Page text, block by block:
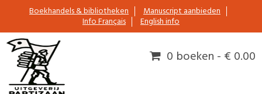
Boekhandels & bibliotheken Manuscript aanbieden
Info Français English info
0 boeken - € 0.00